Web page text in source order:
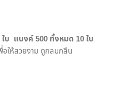
ใบ แบงค์ 500 ทั้งหมด 10 ใบ
อให้สวยงาม ดูกลมกลืน